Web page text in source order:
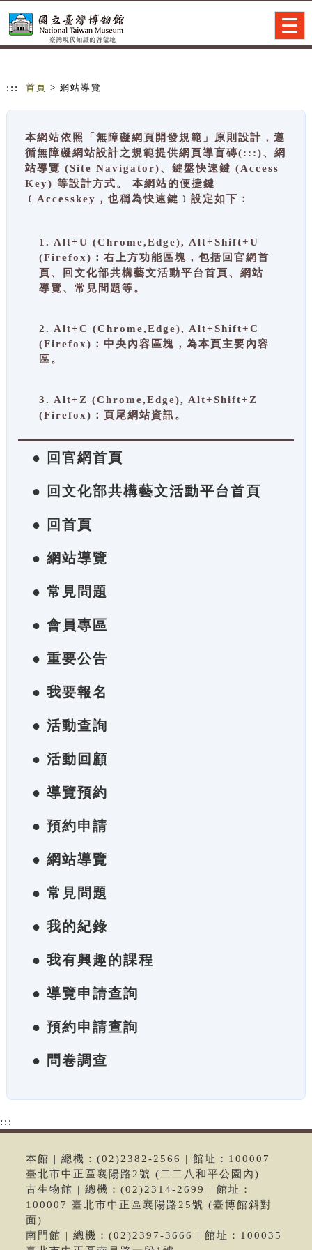
::: 首頁 > 網站導覽
本網站依照「無障礙網頁開發規範」原則設計，遵
循無障礙網站設計之規範提供網頁導盲磚(:::)、網
站導覽 (Site Navigator)、鍵盤快速鍵 (Access
Key) 等設計方式。 本網站的便捷鍵
﹝Accesskey，也稱為快速鍵﹞設定如下：
1. Alt+U (Chrome,Edge), Alt+Shift+U
(Firefox)：右上方功能區塊，包括回官網首
頁、回文化部共構藝文活動平台首頁、網站
導覽、常見問題等。
2. Alt+C (Chrome,Edge), Alt+Shift+C
(Firefox)：中央內容區塊，為本頁主要內容
區。
3. Alt+Z (Chrome,Edge), Alt+Shift+Z
(Firefox)：頁尾網站資訊。
● 回官網首頁
● 回文化部共構藝文活動平台首頁
● 回首頁
● 網站導覽
● 常見問題
● 會員專區
● 重要公告
● 我要報名
● 活動查詢
● 活動回顧
● 導覽預約
● 預約申請
● 網站導覽
● 常見問題
● 我的紀錄
● 我有興趣的課程
● 導覽申請查詢
● 預約申請查詢
● 問卷調查
:::
本館 | 總機：(02)2382-2566 | 館址：100007
臺北市中正區襄陽路2號 (二二八和平公園內)
古生物館 | 總機：(02)2314-2699 | 館址：
100007 臺北市中正區襄陽路25號 (臺博館斜對
面)
南門館 | 總機：(02)2397-3666 | 館址：100035